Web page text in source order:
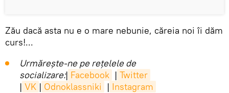
Zău dacă asta nu e o mare nebunie, căreia noi îi dăm
curs!...
Urmărește-ne pe rețelele de
socializare:| Facebook | Twitter
| VK | Odnoklassniki | Instagram